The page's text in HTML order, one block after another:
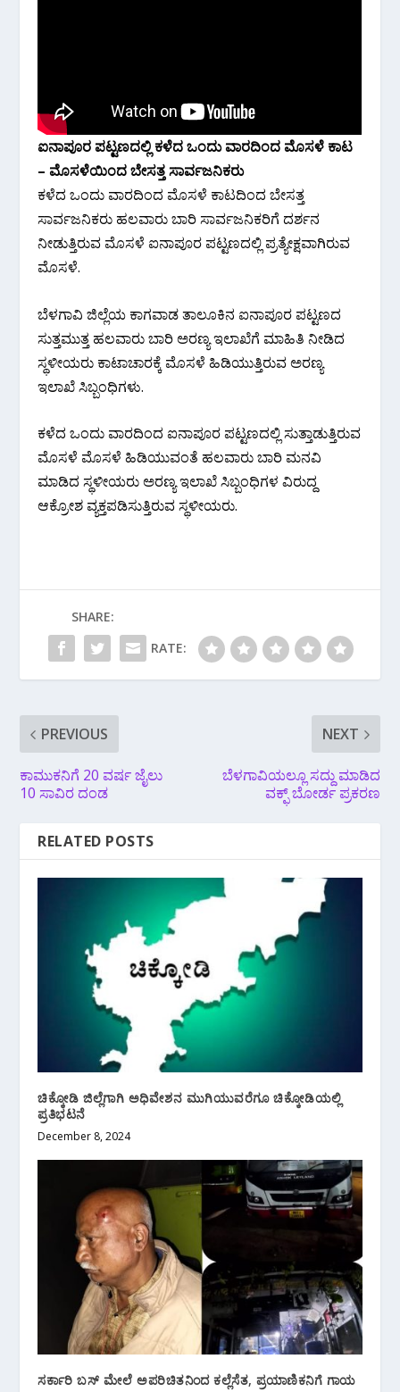
ಐನಾಪೂರ ಪಟ್ಟಣದಲ್ಲಿ ಕಳೆದ ಒಂದು ವಾರದಿಂದ ಮೊಸಳೆ ಕಾಟ
– ಮೊಸಳೆಯಿಂದ ಬೇಸತ್ತ ಸಾರ್ವಜನಿಕರು
ಕಳೆದ ಒಂದು ವಾರದಿಂದ ಮೊಸಳೆ ಕಾಟದಿಂದ ಬೇಸತ್ತ
ಸಾರ್ವಜನಿಕರು ಹಲವಾರು‌ ಬಾರಿ ಸಾರ್ವಜನಿಕರಿಗೆ ದರ್ಶನ
ನೀಡುತ್ತಿರುವ ಮೊಸಳೆ ಐನಾಪೂರ ಪಟ್ಟಣದಲ್ಲಿ ಪ್ರತ್ಯೇಕ್ಷವಾಗಿರುವ
ಮೊಸಳೆ.
ಬೆಳಗಾವಿ ಜಿಲ್ಲೆಯ ಕಾಗವಾಡ ತಾಲೂಕಿನ ಐನಾಪೂರ ಪಟ್ಟಣದ
ಸುತ್ತಮುತ್ತ ಹಲವಾರು ಬಾರಿ‌ ಅರಣ್ಯ ಇಲಾಖೆಗೆ ಮಾಹಿತಿ ನೀಡಿದ
ಸ್ಥಳೀಯರು ಕಾಟಾಚಾರಕ್ಕೆ ಮೊಸಳೆ ಹಿಡಿಯುತ್ತಿರುವ ಅರಣ್ಯ
ಇಲಾಖೆ ಸಿಬ್ಬಂಧಿಗಳು.
ಕಳೆದ ಒಂದು ವಾರದಿಂದ ಐನಾಪೂರ ಪಟ್ಟಣದಲ್ಲಿ ಸುತ್ತಾಡುತ್ತಿರುವ
ಮೊಸಳೆ ಮೊಸಳೆ ಹಿಡಿಯುವಂತೆ ಹಲವಾರು ಬಾರಿ ಮನವಿ‌
ಮಾಡಿದ ಸ್ಥಳೀಯರು ಅರಣ್ಯ ಇಲಾಖೆ ಸಿಬ್ಬಂಧಿಗಳ ವಿರುದ್ದ
ಆಕ್ರೋಶ ವ್ಯಕ್ತಪಡಿಸುತ್ತಿರುವ ಸ್ಥಳೀಯರು.
SHARE:
RATE:
PREVIOUS
ಕಾಮುಕನಿಗೆ 20 ವರ್ಷ ಜೈಲು
10 ಸಾವಿರ ದಂಡ
NEXT
ಬೆಳಗಾವಿಯಲ್ಲೂ ಸದ್ದು ಮಾಡಿದ
ವಕ್ಫ್ ಬೋರ್ಡ ಪ್ರಕರಣ
RELATED POSTS
ಚಿಕ್ಕೋಡಿ ಜಿಲ್ಲೆಗಾಗಿ ಅಧಿವೇಶನ ಮುಗಿಯುವರೆಗೂ ಚಿಕ್ಕೋಡಿಯಲ್ಲಿ
ಪ್ರತಿಭಟನೆ
December 8, 2024
ಸರ್ಕಾರಿ ಬಸ್ ಮೇಲೆ ಅಪರಿಚಿತನಿಂದ ಕಲ್ಲೆಸೆತ, ಪ್ರಯಾಣಿಕನಿಗೆ ಗಾಯ